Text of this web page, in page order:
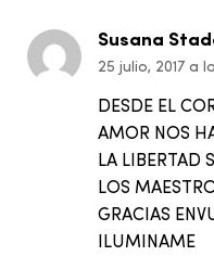
Susana
25 julio, 2017 a
DESDE EL
AMOR NOS
LA LIBERTAD
LOS
GRACIAS
ILUMINAME